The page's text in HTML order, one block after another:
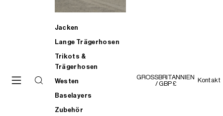
Jacken
Lange Trägerhosen
Trikots &
Trägerhosen
Westen
Baselayers
Zubehör
GROSSBRITANNIEN
/ GBP £
Kontakt